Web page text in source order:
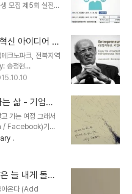
모집 제5회 실전창
장소 : 서
어고도화, 시제품
한번에 !서울창조경
모집!!"하단 신청서
모집 안내-모집기
집인원 : 30명(신
신 아이디어 사
노파크, 전북지역
송정현
이디어 사업화 교
하도록 돕기 위해
다.이 행사는 산업
테크노파크가 주관
아이디어에서 사업
팅데이다.이번 비지
익일 오후에 마무
삶 - 기업가
가는 여정 그래서
Facebook)기업
규 비지니스 모델
Starter Kit
늘 내게 돌아
아온다 (Add